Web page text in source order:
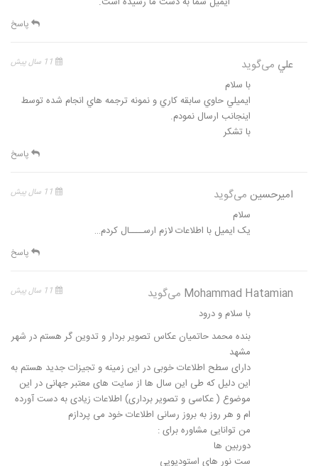
پاسخ
علي می‌گوید
با سلام
ايميلي حاوي سابقه كاري و نمونه ترجمه هاي انجام شده توسط
اينجانب ارسال نمودم.
با تشكر
پاسخ
امیرحسین می‌گوید
سلام
یک ایمیل با اطلاعات لازم ارســــال کردم…
پاسخ
Mohammad Hatamian می‌گوید
با سلام و درود
بنده محمد حاتمیان عکاس تصویر بردار و تدوین گر هستم در شهر
مشهد
دارای سطح اطلاعات خوبی در این زمینه و تجیزات جدید هستم به
این دلیل که طی این سال ها از سایت های معتبر جهانی در این
موضوع ( عکاسی و تصویر برداری) اطلاعات زیادی به دست آورده
ام و هر روز به بروز رسانی اطلاعات خود می پردازم
من توانایی مشاوره برای :
دوربین ها
ست نور های استودیویی